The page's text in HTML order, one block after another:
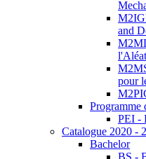
and
pour
Programme
PEI -
Catalogue 2020 -
Bachelor
BS -